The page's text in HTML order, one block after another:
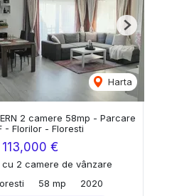
Harta
Next
2 camere 58mp - Parcare
- Florilor - Floresti
113,000 €
2 camere de vânzare
58 mp 2020